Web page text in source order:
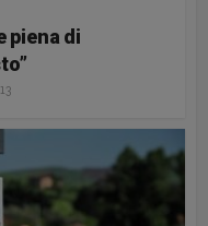
piena di